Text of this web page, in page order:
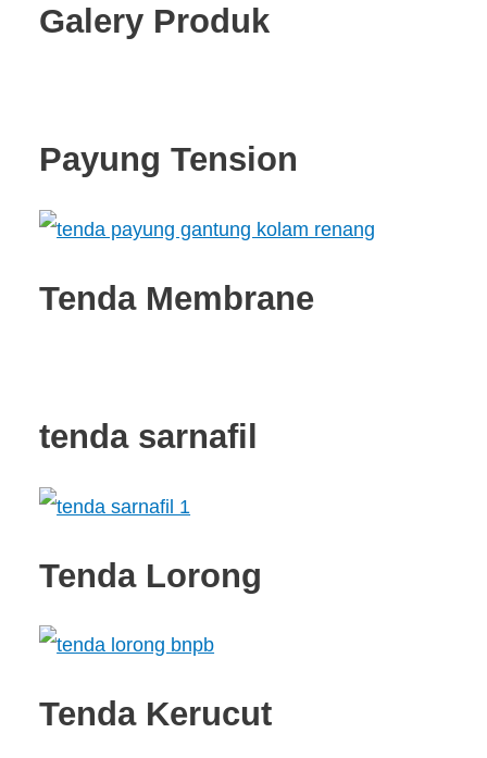
Galery Produk
Payung Tension
Tenda Membrane
tenda sarnafil
Tenda Lorong
Tenda Kerucut